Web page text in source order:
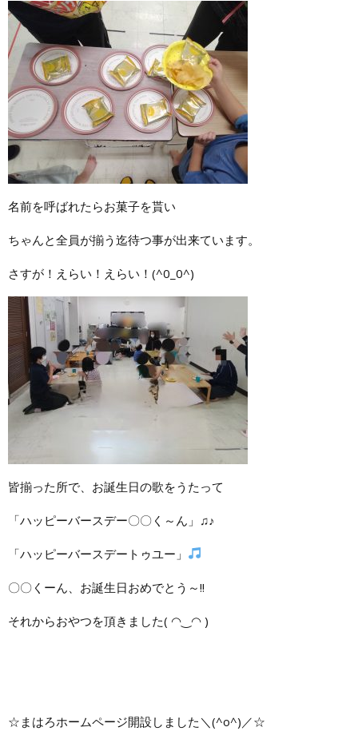
名前を呼ばれたらお菓子を貰い
ちゃんと全員が揃う迄待つ事が出来ています。
さすが！えらい！えらい！(^0_0^)
皆揃った所で、お誕生日の歌をうたって
「ハッピーバースデー〇〇く～ん」♫♪
「ハッピーバースデートゥユー」
〇〇くーん、お誕生日おめでとう～!!
それからおやつを頂きました( ◠‿◠ )
☆まはろホームページ開設しました＼(^o^)／☆